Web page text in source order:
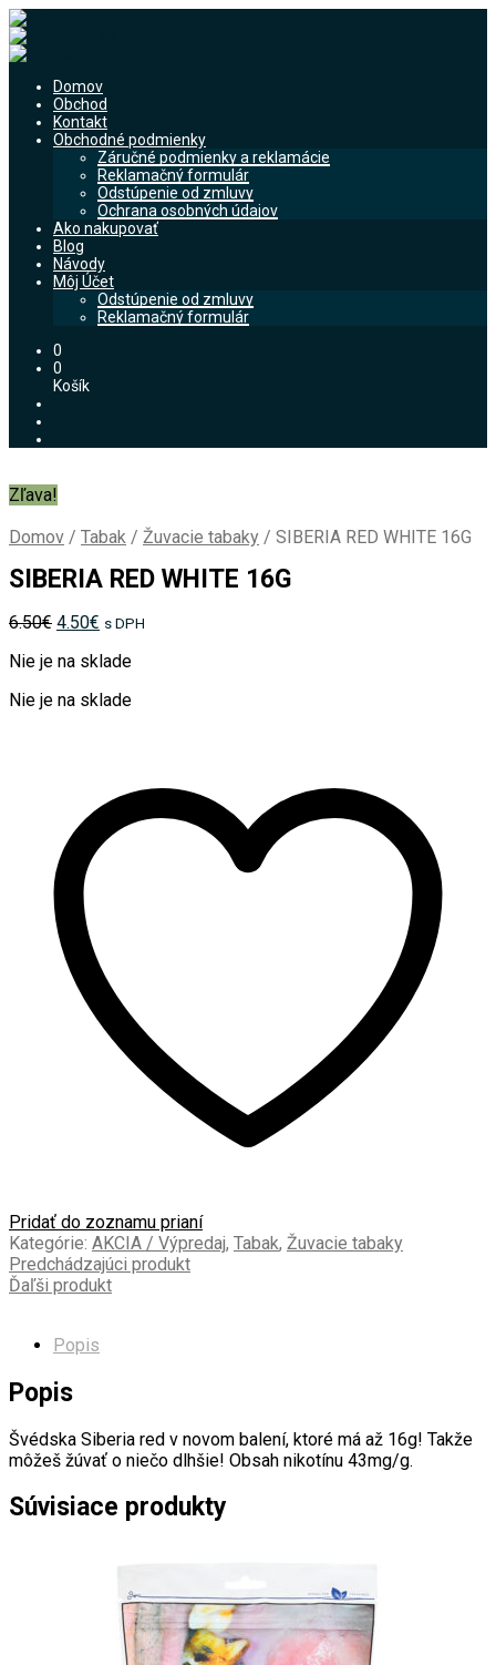
Domov
Obchod
Kontakt
Obchodné podmienky
Záručné podmienky a reklamácie
Reklamačný formulár
Odstúpenie od zmluvy
Ochrana osobných údajov
Ako nakupovať
Blog
Návody
Môj Účet
Odstúpenie od zmluvy
Reklamačný formulár
0
0
Košík
Zľava!
Domov / Tabak / Žuvacie tabaky / SIBERIA RED WHITE 16G
SIBERIA RED WHITE 16G
6.50€ Pôvodná
bola:
4.50€ Aktuálna
je:
s DPH
Nie je na sklade
Nie je na sklade
Pridať do zoznamu prianí
Kategórie: AKCIA / Výpredaj, Tabak, Žuvacie tabaky
Predchádzajúci produkt
Ďaľši produkt
Popis
Popis
Švédska Siberia red v novom balení, ktoré má až 16g! Takže
môžeš žúvať o niečo dlhšie! Obsah nikotínu 43mg/g.
Súvisiace produkty